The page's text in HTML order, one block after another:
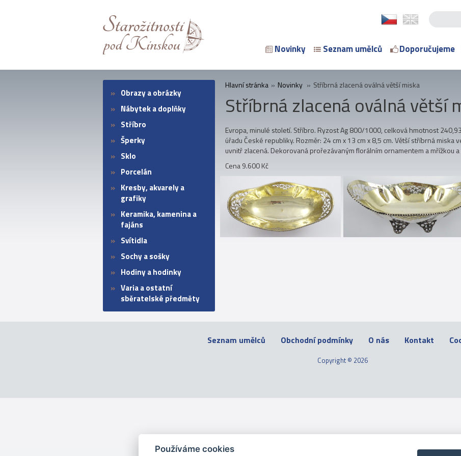
Novinky Seznam umělců Doporučujeme
Obrazy a obrázky
Nábytek a doplňky
Stříbro
Šperky
Sklo
Porcelán
Kresby, akvarely a
grafiky
Keramika, kamenina a
fajáns
Svítidla
Sochy a sošky
Hodiny a hodinky
Varia a ostatní
sběratelské předměty
Hlavní stránka » Novinky » Stříbrná zlacená oválná větší miska
Stříbrná zlacená oválná větší
Evropa, minulé století. Stříbro. Ryzost Ag 800/1000, celková hmotnost
úřadu České republiky. Rozměr: 24 cm x 13 cm x 8,5 cm. Větší stříbrná miska
uvnitř zlacená. Dekorovaná prořezávaným florálním ornamentem a mřížkou
Cena 9.600 Kč
Seznam umělců Obchodní podmínky O nás Kontakt
Copyright © 2026
Používáme cookies